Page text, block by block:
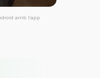
amb l’app